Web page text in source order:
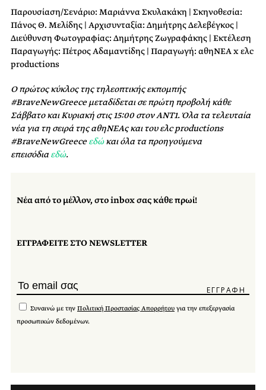
Παρουσίαση/Σενάριο: Μαριάννα Σκυλακάκη | Σκηνοθεσία:
Πάνος Θ. Μελίδης | Αρχισυνταξία: Δημήτρης Δελεβέγκος |
Διεύθυνση Φωτογραφίας: Δημήτρης Ζωγραφάκης | Εκτέλεση
Παραγωγής: Πέτρος Αδαμαντίδης | Παραγωγή: αθηΝΕΑ x ελc
productions
Ο πρώτος κύκλος της τηλεοπτικής εκπομπής
#BraveNewGreece μεταδίδεται σε πρώτη προβολή κάθε
Σάββατο και Κυριακή στις 15:00 στον ΑΝΤ1. Όλα τα τελευταία
νέα για τη σειρά της αθηΝΕΑς και του ελc productions
#BraveNewGreeceεδώκαι όλα τα προηγούμενα
επεισόδιαεδώ.
Νέα από το μέλλον, στο inbox σας κάθε πρωί!
ΕΓΓΡΑΦΕΙΤΕ ΣΤΟ NEWSLETTER
Συναινώ με την Πολιτική Προστασίας Απορρήτου για την επεξεργασία
προσωπικών δεδομένων.